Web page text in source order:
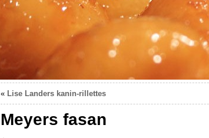
« Lise Landers kanin-rillettes
Meyers fasan